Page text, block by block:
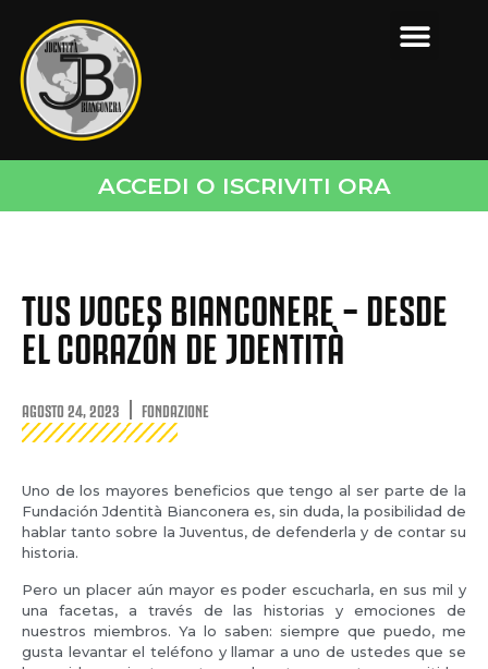
ACCEDI O ISCRIVITI ORA
TUS VOCES BIANCONERE – DESDE
EL CORAZÓN DE JDENTITÀ
AGOSTO 24, 2023 FONDAZIONE
Uno de los mayores beneficios que tengo al ser parte de la
Fundación Jdentità Bianconera es, sin duda, la posibilidad de
hablar tanto sobre la Juventus, de defenderla y de contar su
historia.
Pero un placer aún mayor es poder escucharla, en sus mil y
una facetas, a través de las historias y emociones de
nuestros miembros. Ya lo saben: siempre que puedo, me
gusta levantar el teléfono y llamar a uno de ustedes que se